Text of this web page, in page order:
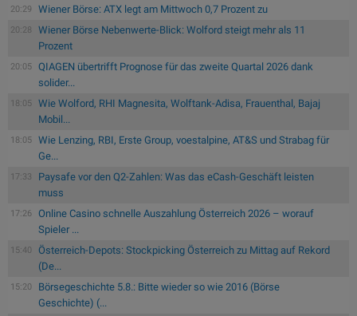
20:29 Wiener Börse: ATX legt am Mittwoch 0,7 Prozent zu
20:28
Wiener Börse Nebenwerte-Blick: Wolford steigt mehr als 11
Prozent
20:05
QIAGEN übertrifft Prognose für das zweite Quartal 2026 dank
solider...
18:05
Wie Wolford, RHI Magnesita, Wolftank-Adisa, Frauenthal, Bajaj
Mobil...
18:05
Wie Lenzing, RBI, Erste Group, voestalpine, AT&S und Strabag für
Ge...
17:33
Paysafe vor den Q2-Zahlen: Was das eCash-Geschäft leisten
muss
17:26
Online Casino schnelle Auszahlung Österreich 2026 – worauf
Spieler ...
15:40
Österreich-Depots: Stockpicking Österreich zu Mittag auf Rekord
(De...
15:20
Börsegeschichte 5.8.: Bitte wieder so wie 2016 (Börse
Geschichte) (...